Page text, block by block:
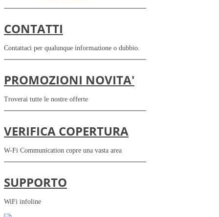
CONTATTI
Contattaci per qualunque informazione o dubbio.
PROMOZIONI NOVITA'
Troverai tutte le nostre offerte
VERIFICA COPERTURA
W-Fi Communication copre una vasta area
SUPPORTO
WiFi infoline